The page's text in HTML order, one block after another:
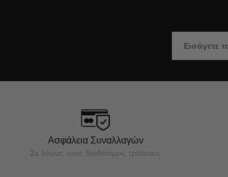
Ασφάλεια Συναλλαγών
Σε όλους τους διαθέσιμος τρόπους